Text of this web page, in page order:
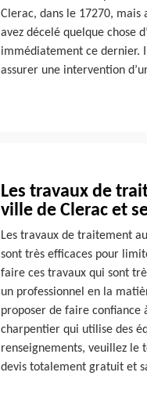
Clerac, dans le 17270, mais
avez décelé quelque chose
immédiatement ce dernier.
assurer une intervention
Les travaux de
ville de Clerac et
Les travaux de traitement
sont très efficaces pour
faire ces travaux qui sont
un professionnel en la
proposer de faire confiance
charpentier qui utilise des
renseignements, veuillez le
devis totalement gratuit et